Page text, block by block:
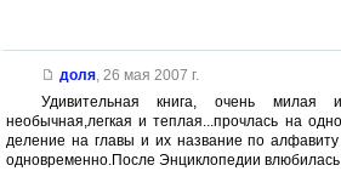
доля, 26 мая 2007 г.
Удивительная книга, очень
необычная,легкая и теплая...прочлась на
деление на главы и их название по
одновременно.После Энциклопедии